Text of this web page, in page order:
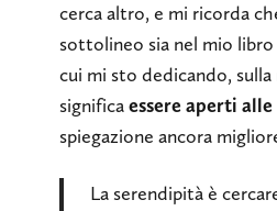
cerca altro, e mi ricorda
sottolineo sia nel mio libro
cui mi sto dedicando, sulla
significaessere aperti
spiegazione ancora
La serendipità è